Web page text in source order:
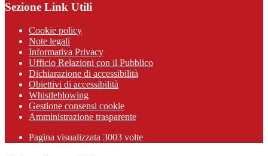
Sezione Link Utili
Cookie policy
Note legali
Informativa Privacy
Ufficio Relazioni con il Pubblico
Dichiarazione di accessibilità
Obiettivi di accessibilità
Whistleblowing
Gestione consensi cookie
Amministrazione trasparente
Pagina visualizzata 3003 volte